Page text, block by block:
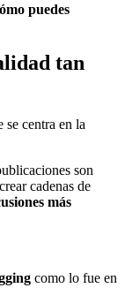
puedes
tan
se centra en la
son
cadenas de
más
como lo fue en